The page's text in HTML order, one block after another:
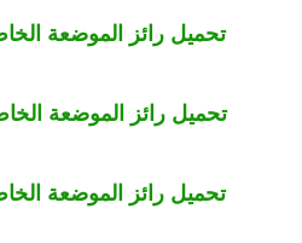
تحميل رائز الموضعة
تحميل رائز الموضعة
تحميل رائز الموضعة